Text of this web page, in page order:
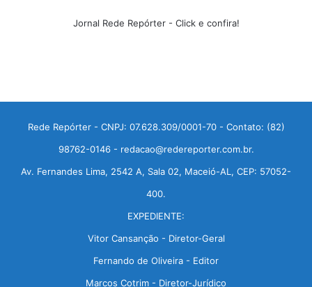
Jornal Rede Repórter - Click e confira!
Rede Repórter - CNPJ: 07.628.309/0001-70 - Contato: (82)
98762-0146 - redacao@redereporter.com.br.
Av. Fernandes Lima, 2542 A, Sala 02, Maceió-AL, CEP: 57052-
400.
EXPEDIENTE:
Vitor Cansanção - Diretor-Geral
Fernando de Oliveira - Editor
Marcos Cotrim - Diretor-Jurídico